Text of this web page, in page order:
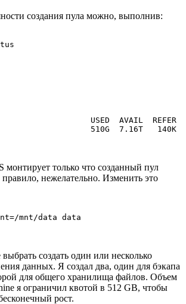
создания пула можно, выполнив:
USED  AVAIL  REFER
510G  7.16T   140K  /
только что созданный пул
правило, нежелательно. Изменить это
mnt/data data
создать один или несколько
данных. Я создал два, один для бэкапа
для общего хранилища файлов. Объем
я ограничил квотой в 512 GB, чтобы
рост.